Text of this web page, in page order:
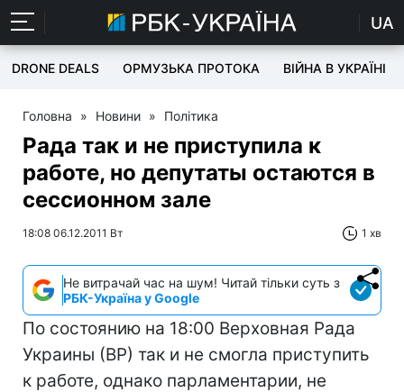
UA
DRONE DEALS ОРМУЗЬКА ПРОТОКА ВІЙНА В УКРАЇНІ
Головна » Новини » Політика
Рада так и не приступила к
работе, но депутаты остаются в
сессионном зале
18:08 06.12.2011 Вт 1 хв
Не витрачай час на шум! Читай тільки суть з
РБК-Україна у Google
По состоянию на 18:00 Верховная Рада
Украины (ВР) так и не смогла приступить
к работе, однако парламентарии, не